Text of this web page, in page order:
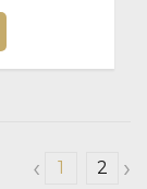
‹ 1 2 ›